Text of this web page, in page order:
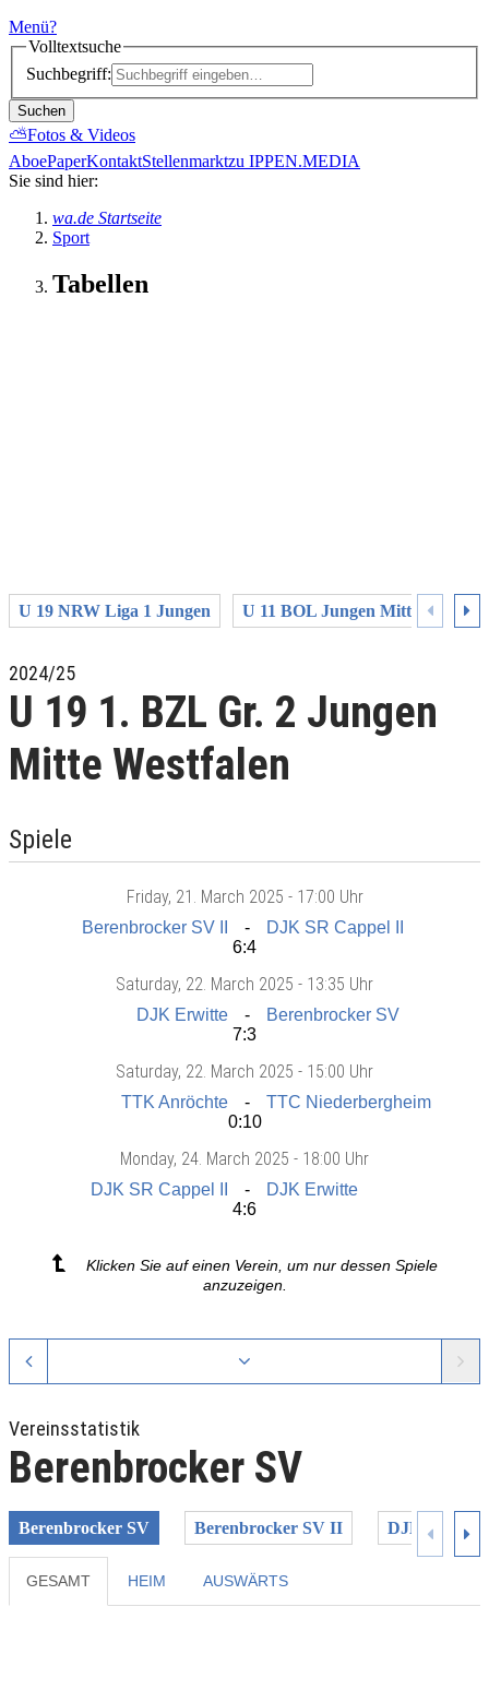
Menü?
Volltextsuche
Suchbegriff:
Suchen
⛅Fotos & Videos
AboePaperKontaktStellenmarktzu IPPEN.MEDIA
Sie sind hier:
wa.de Startseite
Sport
Tabellen
U 19 NRW Liga 1 Jungen U 11 BOL Jungen Mitte
2024/25
U 19 1. BZL Gr. 2 Jungen
Mitte Westfalen
Spiele
Friday, 21. March 2025 - 17:00 Uhr
Berenbrocker SV II
DJK SR Cappel II
6:4
Saturday, 22. March 2025 - 13:35 Uhr
DJK Erwitte
Berenbrocker SV
7:3
Saturday, 22. March 2025 - 15:00 Uhr
TTK Anröchte
TTC Niederbergheim
0:10
Monday, 24. March 2025 - 18:00 Uhr
DJK SR Cappel II
DJK Erwitte
4:6
Klicken Sie auf einen Verein, um nur dessen Spiele
anzuzeigen.
Vereinsstatistik
Berenbrocker SV
Berenbrocker SV Berenbrocker SV II DJK Erwitte
GESAMT HEIM AUSWÄRTS